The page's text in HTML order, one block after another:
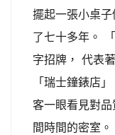
擺起一張小桌
了七十多年。
字招牌， 代表
「瑞士鐘錶店
客一眼看見對
間時間的密室